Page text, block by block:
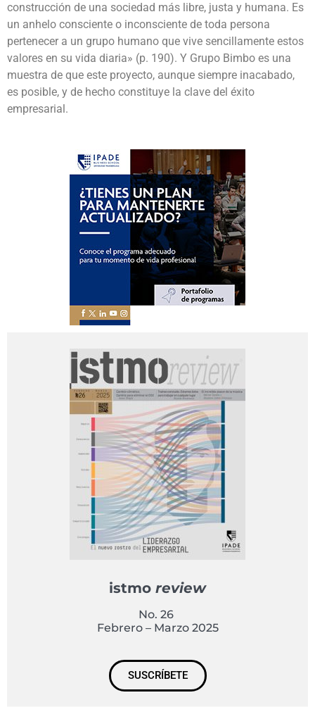
construcción de una sociedad más libre, justa y humana. Es
un anhelo consciente o inconsciente de toda persona
pertenecer a un grupo humano que vive sencillamente estos
valores en su vida diaria» (p. 190). Y Grupo Bimbo es una
muestra de que este proyecto, aunque siempre inacabado,
es posible, y de hecho constituye la clave del éxito
empresarial.
istmo review
No. 26
Febrero – Marzo 2025
SUSCRÍBETE